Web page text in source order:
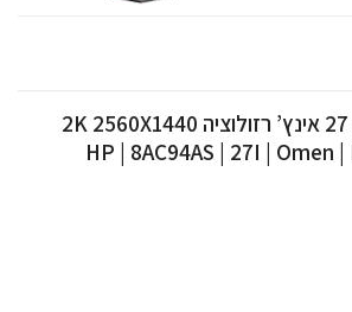
תכונות: מסך מחשב 27 אינץ’ רזולוציה 2K 2560X1440